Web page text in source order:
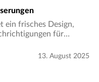
ein frisches Design,
für
Diese Version…13. August 2025